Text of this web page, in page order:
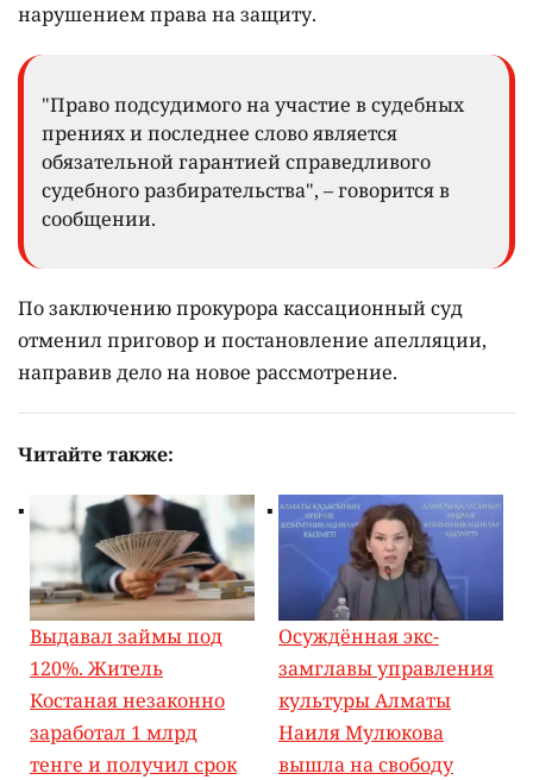
нарушением права на защиту.
"Право подсудимого на участие в судебных
прениях и последнее слово является
обязательной гарантией справедливого
судебного разбирательства", – говорится в
сообщении.
По заключению прокурора кассационный суд
отменил приговор и постановление апелляции,
направив дело на новое рассмотрение.
Читайте также:
Выдавал займы под
120%. Житель
Костаная незаконно
заработал 1 млрд
тенге и получил срок
Осуждённая экс-
замглавы управления
культуры Алматы
Наиля Мулюкова
вышла на свободу